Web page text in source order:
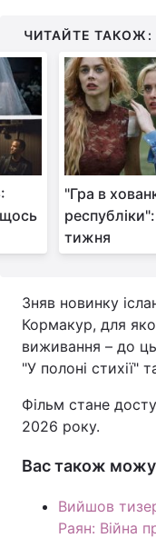
ЧИТАЙТЕ ТАКОЖ:
"Гра в
тижня
Зняв новинку
Кормакур, для
виживання – до
"У полоні стихії"
Фільм стане
2026 року.
Вас також
Вийшов
Раян: Війна